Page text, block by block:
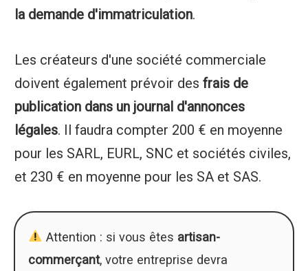
la demande d'immatriculation.
Les créateurs d'une société commerciale
doivent également prévoir des frais de
publication dans un journal d'annonces
légales. Il faudra compter 200 € en moyenne
pour les SARL, EURL, SNC et sociétés civiles,
et 230 € en moyenne pour les SA et SAS.
Attention : si vous êtes artisan-
commerçant, votre entreprise devra